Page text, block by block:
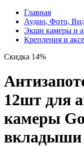
Главная
Аудио, Фото,
Экшн камеры и
Крепления и
Скидка 14%
12шт для
камеры
вкладыши